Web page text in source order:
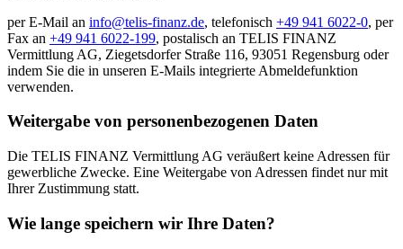
per E-Mail an info@telis-finanz.de, telefonisch +49 941 6022-0, per
Fax an +49 941 6022-199, postalisch an TELIS FINANZ
Vermittlung AG, Ziegetsdorfer Straße 116, 93051 Regensburg oder
indem Sie die in unseren E-Mails integrierte Abmeldefunktion
verwenden.
Weitergabe von personenbezogenen Daten
Die TELIS FINANZ Vermittlung AG veräußert keine Adressen für
gewerbliche Zwecke. Eine Weitergabe von Adressen findet nur mit
Ihrer Zustimmung statt.
Wie lange speichern wir Ihre Daten?